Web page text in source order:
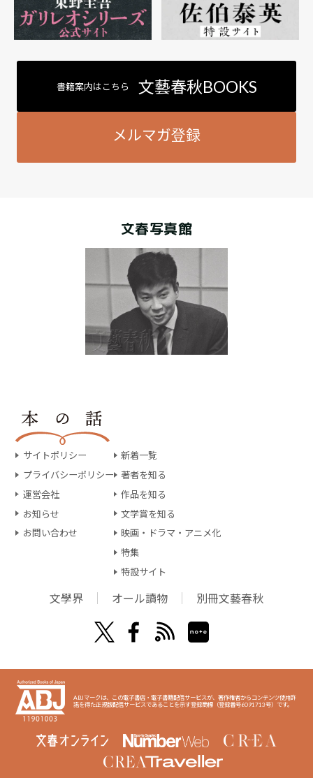
書籍案内はこちら 文藝春秋BOOKS
メルマガ登録
文春写真館
サイトポリシー
プライバシーポリシー
運営会社
お知らせ
お問い合わせ
新着一覧
著者を知る
作品を知る
文学賞を知る
映画・ドラマ・アニメ化
特集
特設サイト
文學界 オール讀物 別冊文藝春秋
ABJマークは、この電子書店・電子書籍配信サービスが、著作権者からコンテンツ使用許
諾を得た正規版配信サービスであることを示す登録商標（登録番号6091713号）です。